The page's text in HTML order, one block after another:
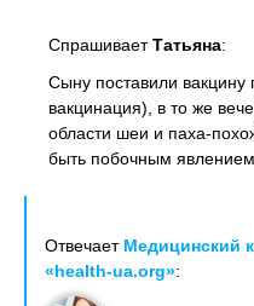
СпрашиваетТатьяна:
Сыну поставили вакцину
вакцинация), в то же
области шеи и паха-
быть побочным
Отвечает Медицинский
«health-ua.org»: